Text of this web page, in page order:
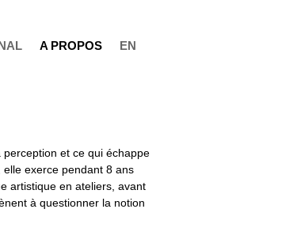
A PROPOS EN
perception et ce qui échappe
exerce pendant 8 ans
artistique en ateliers, avant
à questionner la notion